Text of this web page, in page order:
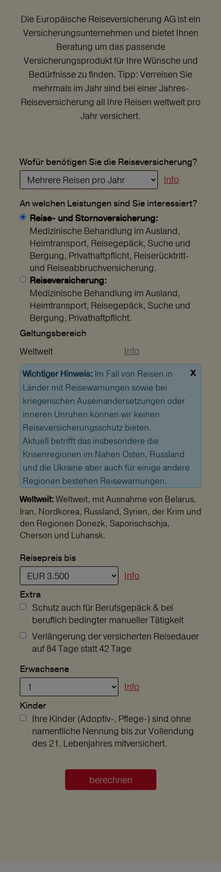
Die Europäische Reiseversicherung AG ist ein
Versicherungsunternehmen und bietet Ihnen
Beratung um das passende
Versicherungsprodukt für Ihre Wünsche und
Bedürfnisse zu finden. Tipp: Verreisen Sie
mehrmals im Jahr sind bei einer Jahres-
Reiseversicherung all Ihre Reisen weltweit pro
Jahr versichert.
Wofür benötigen Sie die Reiseversicherung?
Info
An welchen Leistungen sind Sie interessiert?
Reise- und Stornoversicherung:
Medizinische Behandlung im Ausland,
Heimtransport, Reisegepäck, Suche und
Bergung, Privathaftpflicht, Reiserücktritt-
und Reiseabbruchversicherung.
Reiseversicherung:
Medizinische Behandlung im Ausland,
Heimtransport, Reisegepäck, Suche und
Bergung, Privathaftpflicht.
Geltungs­bereich
Weltweit
Info
x
Wichtiger Hinweis: Im Fall von Reisen in
Länder mit Reisewarnungen sowie bei
kriegerischen Auseinandersetzungen oder
inneren Unruhen können wir keinen
Reiseversicherungsschutz bieten.
Aktuell betrifft das insbesondere die
Krisenregionen im Nahen Osten, Russland
und die Ukraine aber auch für einige andere
Regionen bestehen Reisewarnungen.
Weltweit: Weltweit, mit Ausnahme von Belarus,
Iran, Nordkorea, Russland, Syrien, der Krim und
den Regionen Donezk, Saporischschja,
Cherson und Luhansk.
Reisepreis bis
Info
Extra
Schutz auch für Berufsgepäck & bei
beruflich bedingter manueller Tätigkeit
Verlängerung der versicherten Reisedauer
auf 84 Tage statt 42 Tage
Erwachsene
Info
Kinder
Ihre Kinder (Adoptiv-, Pflege-) sind ohne
namentliche Nennung bis zur Vollendung
des 21. Lebenjahres mitversichert.
berechnen